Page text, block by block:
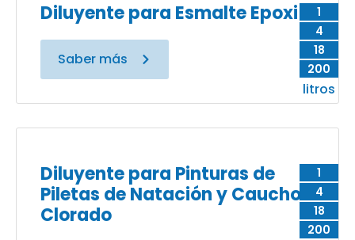
1
4
18
200
litros
Diluyente para Esmalte Epoxi
Saber más
1
4
18
200
Diluyente para Pinturas de
Piletas de Natación y Caucho
Clorado